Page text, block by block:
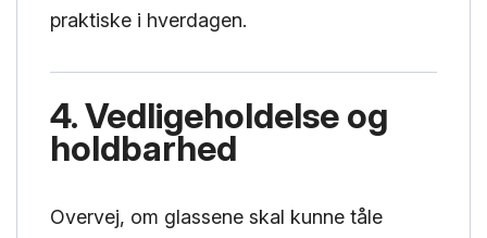
praktiske i hverdagen.
4. Vedligeholdelse og
holdbarhed
Overvej, om glassene skal kunne tåle